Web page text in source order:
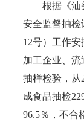
根据《汕头
安全监督抽检
12号）工作
加工企业、
抽样检验，从
成食品抽检
96.5％，不合